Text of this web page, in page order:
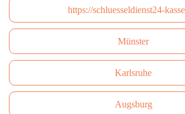
https://schluesseldienst24-
Münster
Karlsruhe
Augsburg